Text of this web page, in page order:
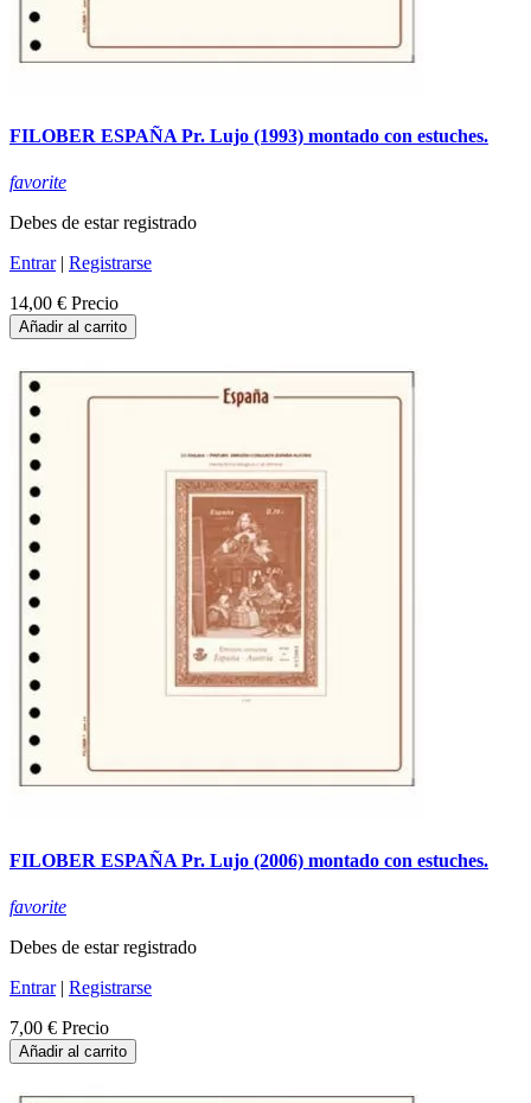
FILOBER ESPAÑA Pr. Lujo (1993) montado con estuches.
favorite
Debes de estar registrado
Entrar| Registrarse
14,00 € Precio
Añadir al carrito
FILOBER ESPAÑA Pr. Lujo (2006) montado con estuches.
favorite
Debes de estar registrado
Entrar| Registrarse
7,00 € Precio
Añadir al carrito